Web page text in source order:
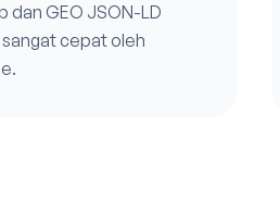
dan GEO JSON-LD
cepat oleh